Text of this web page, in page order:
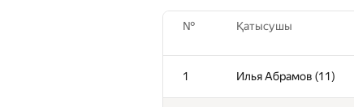
№ Қатысушы
1 Илья Абрамов (11)